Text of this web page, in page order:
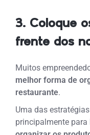
3. Coloque
frente dos
Muitos
melhor forma de
restaurante.
Uma das
principalmente